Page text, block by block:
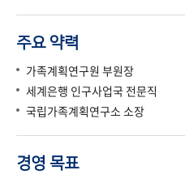
주요 약력
가족계획연구원 부원장
세계은행 인구사업국 전문직
국립가족계획연구소 소장
경영 목표